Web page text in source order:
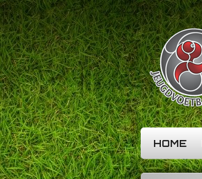
Ga
direct
naar
de
hoofdinhoud
HOME